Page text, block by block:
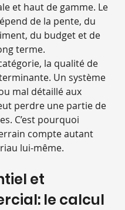
et haut de gamme. Le
de la pente, du
du budget et de
terme.
la qualité de
Un système
mal détaillé aux
perdre une partie de
C’est pourquoi
compte autant
lui-même.
et
le calcul